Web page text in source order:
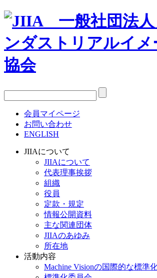
会員マイページ
お問い合わせ
ENGLISH
JIIAについて
JIIAについて
代表理事挨拶
組織
役員
定款・規定
情報公開資料
主な関連団体
JIIAのあゆみ
所在地
活動内容
Machine Visionの国際的な標準